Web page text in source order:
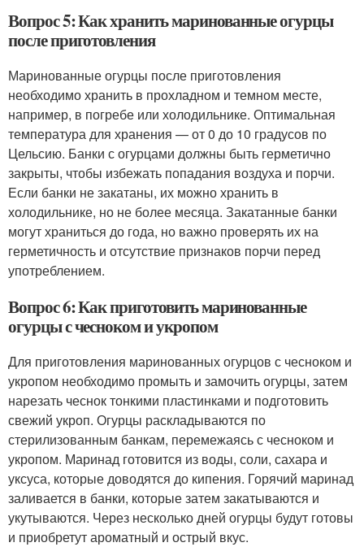
Вопрос 5: Как хранить маринованные огурцы
после приготовления
Маринованные огурцы после приготовления
необходимо хранить в прохладном и темном месте,
например, в погребе или холодильнике. Оптимальная
температура для хранения — от 0 до 10 градусов по
Цельсию. Банки с огурцами должны быть герметично
закрыты, чтобы избежать попадания воздуха и порчи.
Если банки не закатаны, их можно хранить в
холодильнике, но не более месяца. Закатанные банки
могут храниться до года, но важно проверять их на
герметичность и отсутствие признаков порчи перед
употреблением.
Вопрос 6: Как приготовить маринованные
огурцы с чесноком и укропом
Для приготовления маринованных огурцов с чесноком и
укропом необходимо промыть и замочить огурцы, затем
нарезать чеснок тонкими пластинками и подготовить
свежий укроп. Огурцы раскладываются по
стерилизованным банкам, перемежаясь с чесноком и
укропом. Маринад готовится из воды, соли, сахара и
уксуса, которые доводятся до кипения. Горячий маринад
заливается в банки, которые затем закатываются и
укутываются. Через несколько дней огурцы будут готовы
и приобретут ароматный и острый вкус.